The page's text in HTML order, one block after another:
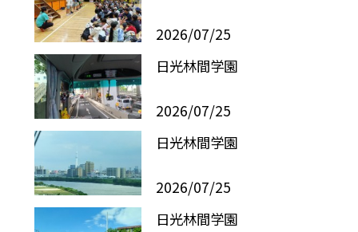
2026/07/25
日光林間学園
2026/07/25
日光林間学園
2026/07/25
日光林間学園